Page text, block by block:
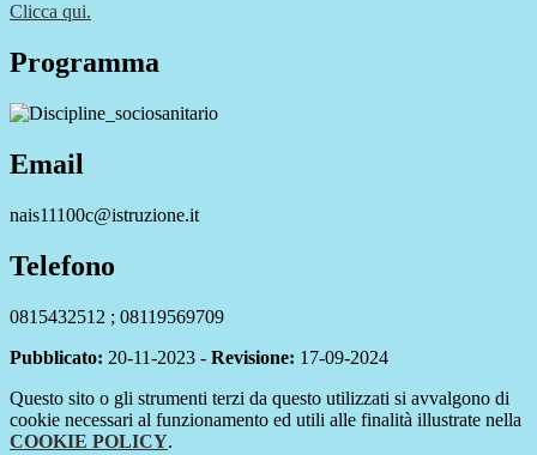
Clicca qui.
Programma
Email
nais11100c@istruzione.it
Telefono
0815432512 ; 08119569709
Pubblicato: 20-11-2023 - Revisione: 17-09-2024
Questo sito o gli strumenti terzi da questo utilizzati si avvalgono di
cookie necessari al funzionamento ed utili alle finalità illustrate nella
COOKIE POLICY.